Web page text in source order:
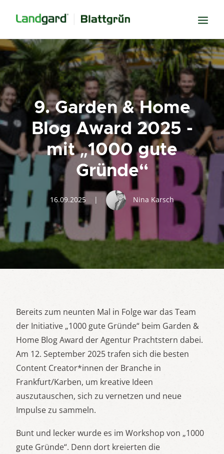
Neugier
Inspiration
Verbundenheit
Transparenz
Freude
Erfolg
Miteinander
Wissen
Suche
9. Garden & Home
Blog Award 2025 -
mit „1000 gute
Gründe“
16.09.2025 | Nina Karsch
Bereits zum neunten Mal in Folge war das Team
der Initiative „1000 gute Gründe“ beim Garden &
Home Blog Award der Agentur Prachtstern dabei.
Am 12. September 2025 trafen sich die besten
Content Creator*innen der Branche in
Frankfurt/Karben, um kreative Ideen
auszutauschen, sich zu vernetzen und neue
Impulse zu sammeln.
Bunt und lecker wurde es im Workshop von „1000
gute Gründe“. Denn dort kreierten die